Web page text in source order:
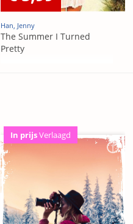
Han, Jenny
The Summer I Turned
Pretty
In prijsVerlaagd